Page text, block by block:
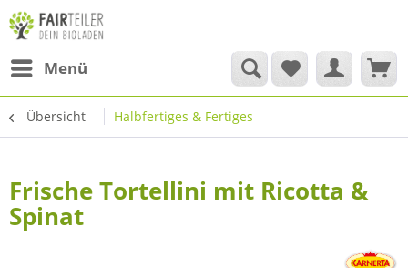
Menü
Übersicht Halbfertiges & Fertiges
Frische Tortellini mit Ricotta &
Spinat